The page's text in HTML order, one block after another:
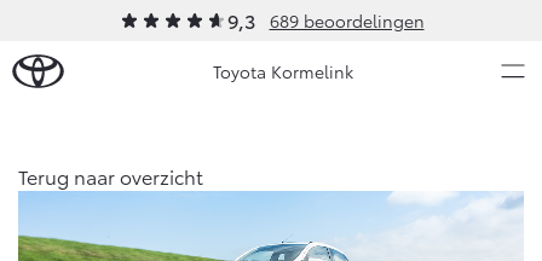
9,3 689 beoordelingen
Toyota Kormelink
Ons bedrijf
Terug naar overzicht